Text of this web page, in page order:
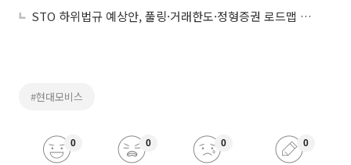
STO 하위법규 예상안, 풀링·거래한도·정형증권 로드맵 제시
#현대모비스
0 0 0 0